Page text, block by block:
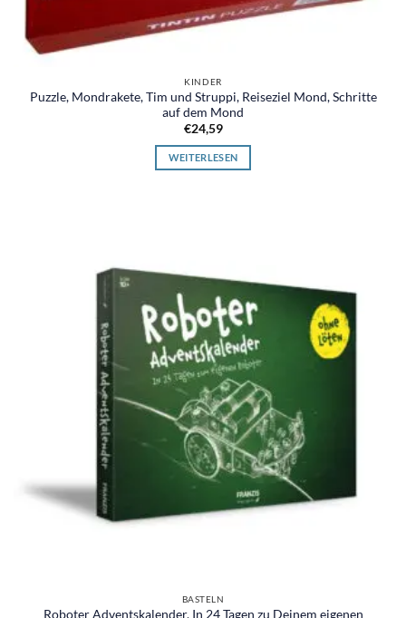
KINDER
Puzzle, Mondrakete, Tim und Struppi, Reiseziel Mond, Schritte
auf dem Mond
€24,59
WEITERLESEN
BASTELN
Roboter Adventskalender, In 24 Tagen zu Deinem eigenen